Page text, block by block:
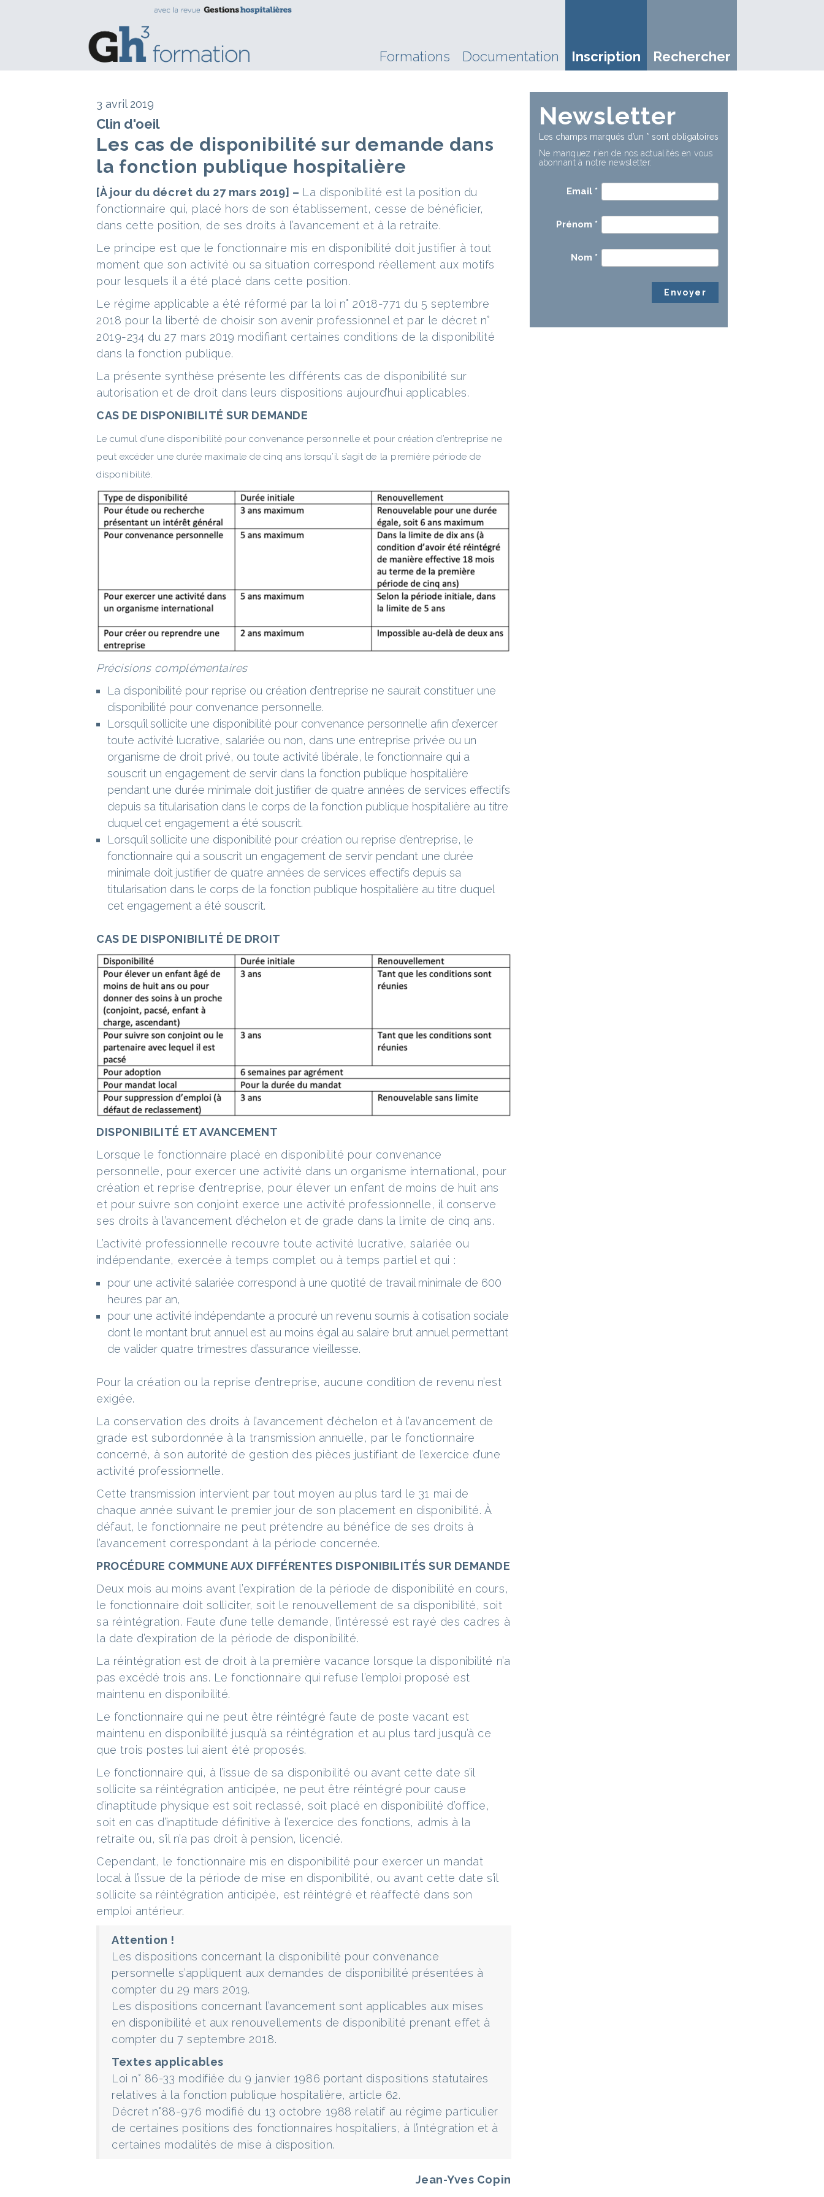
Formations Documentation Inscription Rechercher
3 avril 2019
Clin d'oeil
Les cas de disponibilité sur demande dans
la fonction publique hospitalière
[À jour du décret du 27 mars 2019] – La disponibilité est la position du
fonctionnaire qui, placé hors de son établissement, cesse de bénéficier,
dans cette position, de ses droits à l’avancement et à la retraite.
Le principe est que le fonctionnaire mis en disponibilité doit justifier à tout
moment que son activité ou sa situation correspond réellement aux motifs
pour lesquels il a été placé dans cette position.
Le régime applicable a été réformé par la loi n° 2018-771 du 5 septembre
2018 pour la liberté de choisir son avenir professionnel et par le décret n°
2019-234 du 27 mars 2019 modifiant certaines conditions de la disponibilité
dans la fonction publique.
La présente synthèse présente les différents cas de disponibilité sur
autorisation et de droit dans leurs dispositions aujourd’hui applicables.
CAS DE DISPONIBILITÉ SUR DEMANDE
Le cumul d’une disponibilité pour convenance personnelle et pour création d’entreprise ne
peut excéder une durée maximale de cinq ans lorsqu’il s’agit de la première période de
disponibilité.
Précisions complémentaires
La disponibilité pour reprise ou création d’entreprise ne saurait constituer une
disponibilité pour convenance personnelle.
Lorsqu’il sollicite une disponibilité pour convenance personnelle afin d’exercer
toute activité lucrative, salariée ou non, dans une entreprise privée ou un
organisme de droit privé, ou toute activité libérale, le fonctionnaire qui a
souscrit un engagement de servir dans la fonction publique hospitalière
pendant une durée minimale doit justifier de quatre années de services effectifs
depuis sa titularisation dans le corps de la fonction publique hospitalière au titre
duquel cet engagement a été souscrit.
Lorsqu’il sollicite une disponibilité pour création ou reprise d’entreprise, le
fonctionnaire qui a souscrit un engagement de servir pendant une durée
minimale doit justifier de quatre années de services effectifs depuis sa
titularisation dans le corps de la fonction publique hospitalière au titre duquel
cet engagement a été souscrit.
CAS DE DISPONIBILITÉ DE DROIT
DISPONIBILITÉ ET AVANCEMENT
Lorsque le fonctionnaire placé en disponibilité pour convenance
personnelle, pour exercer une activité dans un organisme international, pour
création et reprise d’entreprise, pour élever un enfant de moins de huit ans
et pour suivre son conjoint exerce une activité professionnelle, il conserve
ses droits à l’avancement d’échelon et de grade dans la limite de cinq ans.
L’activité professionnelle recouvre toute activité lucrative, salariée ou
indépendante, exercée à temps complet ou à temps partiel et qui :
pour une activité salariée correspond à une quotité de travail minimale de 600
heures par an,
pour une activité indépendante a procuré un revenu soumis à cotisation sociale
dont le montant brut annuel est au moins égal au salaire brut annuel permettant
de valider quatre trimestres d’assurance vieillesse.
Pour la création ou la reprise d’entreprise, aucune condition de revenu n’est
exigée.
La conservation des droits à l’avancement d’échelon et à l’avancement de
grade est subordonnée à la transmission annuelle, par le fonctionnaire
concerné, à son autorité de gestion des pièces justifiant de l’exercice d’une
activité professionnelle.
Cette transmission intervient par tout moyen au plus tard le 31 mai de
chaque année suivant le premier jour de son placement en disponibilité. À
défaut, le fonctionnaire ne peut prétendre au bénéfice de ses droits à
l’avancement correspondant à la période concernée.
PROCÉDURE COMMUNE AUX DIFFÉRENTES DISPONIBILITÉS SUR DEMANDE
Deux mois au moins avant l’expiration de la période de disponibilité en cours,
le fonctionnaire doit solliciter, soit le renouvellement de sa disponibilité, soit
sa réintégration. Faute d’une telle demande, l’intéressé est rayé des cadres à
la date d’expiration de la période de disponibilité.
La réintégration est de droit à la première vacance lorsque la disponibilité n’a
pas excédé trois ans. Le fonctionnaire qui refuse l’emploi proposé est
maintenu en disponibilité.
Le fonctionnaire qui ne peut être réintégré faute de poste vacant est
maintenu en disponibilité jusqu’à sa réintégration et au plus tard jusqu’à ce
que trois postes lui aient été proposés.
Le fonctionnaire qui, à l’issue de sa disponibilité ou avant cette date s’il
sollicite sa réintégration anticipée, ne peut être réintégré pour cause
d’inaptitude physique est soit reclassé, soit placé en disponibilité d’office,
soit en cas d’inaptitude définitive à l’exercice des fonctions, admis à la
retraite ou, s’il n’a pas droit à pension, licencié.
Cependant, le fonctionnaire mis en disponibilité pour exercer un mandat
local à l’issue de la période de mise en disponibilité, ou avant cette date s’il
sollicite sa réintégration anticipée, est réintégré et réaffecté dans son
emploi antérieur.
Attention !
Les dispositions concernant la disponibilité pour convenance
personnelle s’appliquent aux demandes de disponibilité présentées à
compter du 29 mars 2019.
Les dispositions concernant l’avancement sont applicables aux mises
en disponibilité et aux renouvellements de disponibilité prenant effet à
compter du 7 septembre 2018.
Textes applicables
Loi n° 86-33 modifiée du 9 janvier 1986 portant dispositions statutaires
relatives à la fonction publique hospitalière, article 62.
Décret n°88-976 modifié du 13 octobre 1988 relatif au régime particulier
de certaines positions des fonctionnaires hospitaliers, à l’intégration et à
certaines modalités de mise à disposition.
Jean-Yves Copin
Newsletter
Les champs marqués d’un * sont obligatoires
Ne manquez rien de nos actualités en vous
abonnant à notre newsletter.
Email *
Prénom *
Nom *